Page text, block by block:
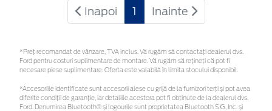
Inapoi 1 Inainte
*Preţ recomandat de vânzare, TVA inclus. Vă rugăm să contactaţi dealerul dvs.
Ford pentru costuri suplimentare de montare. Vă rugăm să rețineți că pot fi
necesare piese suplimentare. Oferta este valabilă în limita stocului disponibil.
*Accesoriile identificate sunt accesorii alese cu grijă de la furnizori terți și pot avea
diferite condiții de garanție, iar detaliile acestora pot fi obținute de la dealerul dvs.
Ford. Denumirea Bluetooth® și logourile sunt proprietatea Bluetooth SIG, Inc. și